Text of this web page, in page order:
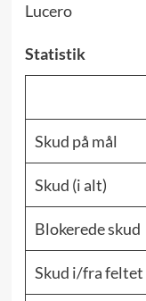
Lucero
Statistik
Skud på mål
Skud (i alt)
Blokerede skud
Skud i/fra feltet